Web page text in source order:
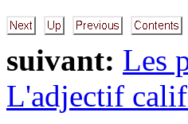
suivant: Les
L'adjectif